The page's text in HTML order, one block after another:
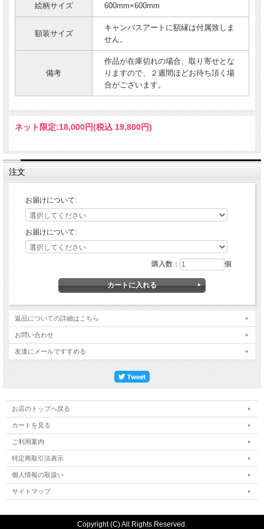
絵柄サイズ 600mm×600mm
額装サイズ
キャンバスアートに額縁は付属致しま
せん。
備考
作品が在庫切れの場合、取り寄せとな
りますので、２週間ほどお待ち頂く場
合がございます。
ネット限定:18,000円(税込 19,800円)
注文
お届けについて:
お届けについて:
購入数： 個
返品についての詳細はこちら
お問い合わせ
友達にメールですすめる
お店のトップへ戻る
カートを見る
ご利用案内
特定商取引法表示
個人情報の取扱い
サイトマップ
Copyright (C) All Rights Reserved.